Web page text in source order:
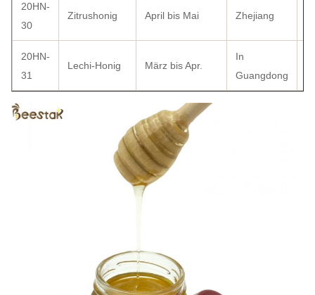
20HN-
30
Zitrushonig April bis Mai Zhejiang
20HN-
31
Lechi-Honig März bis Apr.
In
Guangdong